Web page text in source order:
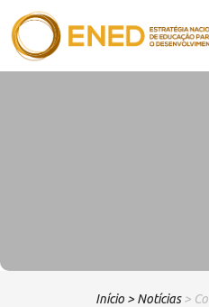
Início > Notícias >